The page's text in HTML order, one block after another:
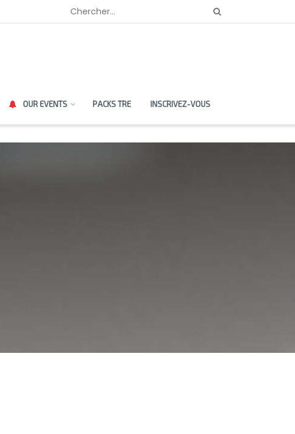
OUR EVENTS PACKS TRE INSCRIVEZ-VOUS